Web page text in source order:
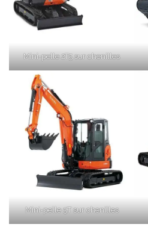
Mini-pelle 2T5 sur chenilles
Mini-pelle 5T sur chenilles